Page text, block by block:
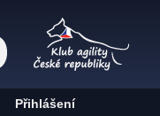
Přihlášení